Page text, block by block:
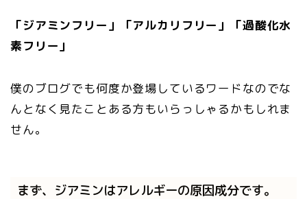
「ジアミンフリー」「アルカリフリー」「過酸化水
素フリー」
僕のブログでも何度か登場しているワードなのでな
んとなく見たことある方もいらっしゃるかもしれま
せん。
まず、ジアミンはアレルギーの原因成分です。